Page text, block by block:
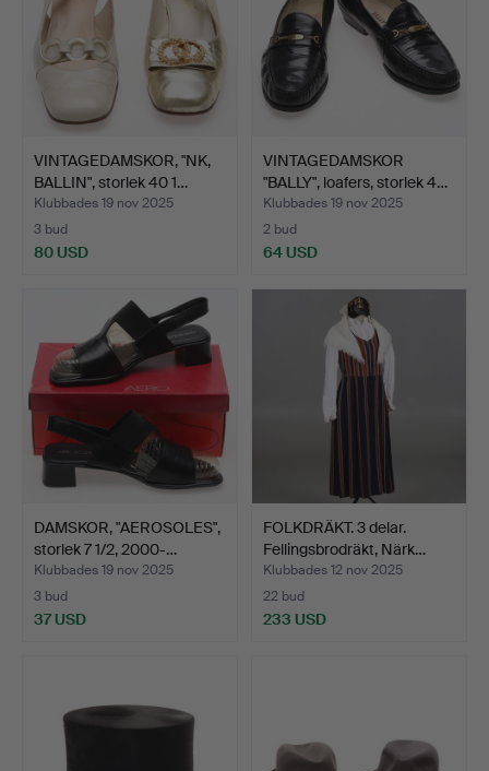
VINTAGEDAMSKOR, "NK,
BALLIN", storlek 40 1…
Klubbades 19 nov 2025
3 bud
80 USD
VINTAGEDAMSKOR
"BALLY", loafers, storlek 4…
Klubbades 19 nov 2025
2 bud
64 USD
DAMSKOR, "AEROSOLES",
storlek 7 1/2, 2000-…
Klubbades 19 nov 2025
3 bud
37 USD
FOLKDRÄKT. 3 delar.
Fellingsbrodräkt, Närk…
Klubbades 12 nov 2025
22 bud
233 USD